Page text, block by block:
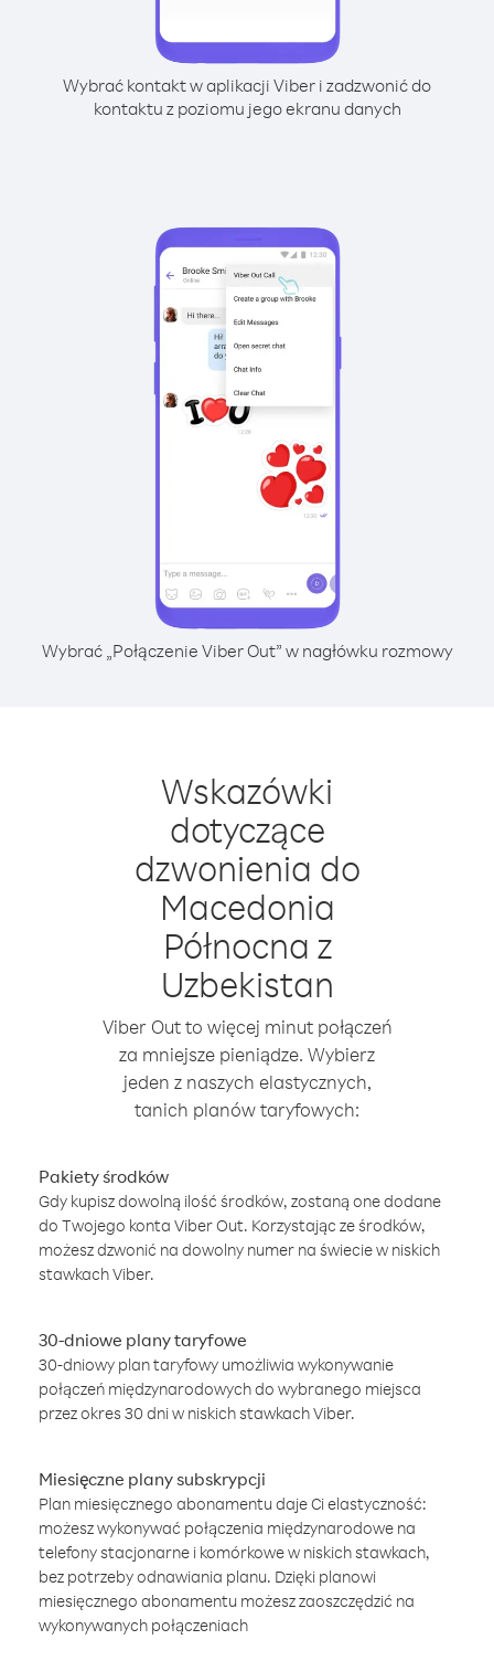
Wybrać kontakt w aplikacji Viber i zadzwonić do
kontaktu z poziomu jego ekranu danych
Wybrać „Połączenie Viber Out” w nagłówku rozmowy
Wskazówki
dotyczące
dzwonienia do
Macedonia
Północna z
Uzbekistan
Viber Out to więcej minut połączeń
za mniejsze pieniądze. Wybierz
jeden z naszych elastycznych,
tanich planów taryfowych:
Pakiety środków
Gdy kupisz dowolną ilość środków, zostaną one dodane
do Twojego konta Viber Out. Korzystając ze środków,
możesz dzwonić na dowolny numer na świecie w niskich
stawkach Viber.
30-dniowe plany taryfowe
30-dniowy plan taryfowy umożliwia wykonywanie
połączeń międzynarodowych do wybranego miejsca
przez okres 30 dni w niskich stawkach Viber.
Miesięczne plany subskrypcji
Plan miesięcznego abonamentu daje Ci elastyczność:
możesz wykonywać połączenia międzynarodowe na
telefony stacjonarne i komórkowe w niskich stawkach,
bez potrzeby odnawiania planu. Dzięki planowi
miesięcznego abonamentu możesz zaoszczędzić na
wykonywanych połączeniach